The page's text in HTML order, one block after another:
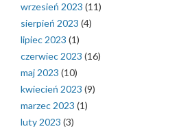
wrzesień 2023 (11)
sierpień 2023 (4)
lipiec 2023 (1)
czerwiec 2023 (16)
maj 2023 (10)
kwiecień 2023 (9)
marzec 2023 (1)
luty 2023 (3)